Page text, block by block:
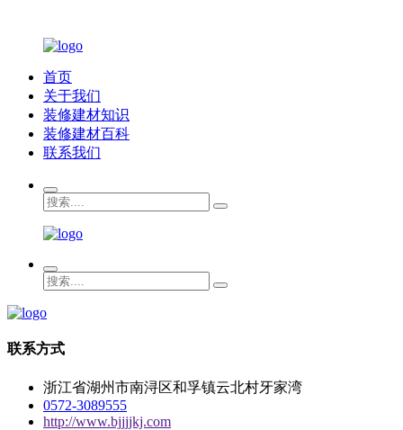
首页
关于我们
装修建材知识
装修建材百科
联系我们
联系方式
浙江省湖州市南浔区和孚镇云北村牙家湾
0572-3089555
http://www.bjjjjkj.com